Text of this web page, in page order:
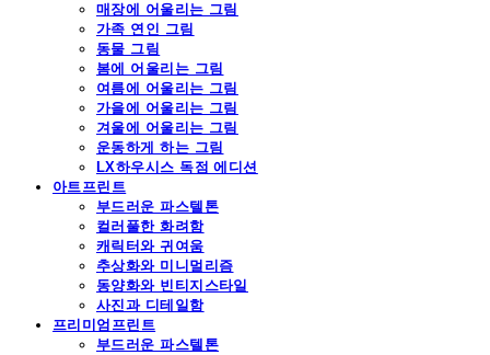
매장에 어울리는 그림
가족 연인 그림
동물 그림
봄에 어울리는 그림
여름에 어울리는 그림
가을에 어울리는 그림
겨울에 어울리는 그림
운동하게 하는 그림
LX하우시스 독점 에디션
아트프린트
부드러운 파스텔톤
컬러풀한 화려함
캐릭터와 귀여움
추상화와 미니멀리즘
동양화와 빈티지스타일
사진과 디테일함
프리미엄프린트
부드러운 파스텔톤